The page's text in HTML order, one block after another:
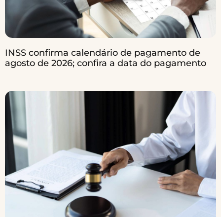
INSS confirma calendário de pagamento de
agosto de 2026; confira a data do pagamento